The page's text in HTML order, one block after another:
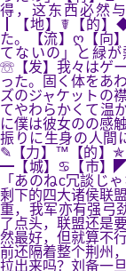
得，这东西必然
┃【地】☤【的】
た。【流】ღ【向
てないの」と緑が
☏【发】我々はゲ
った。固く体をあ
ズのジャケットの
てやわらかくて温
に僕は彼女のの感
振りに生身の人間
✎【力】™【的】✯
━【城】♋【市】
「あのねc冗談じ
剩下的四大诸侯联
重，我军亦有强弓
了点头，联盟还是
然最好，但就算不
前还隔着整个荆州
拉出来吗？刘备一